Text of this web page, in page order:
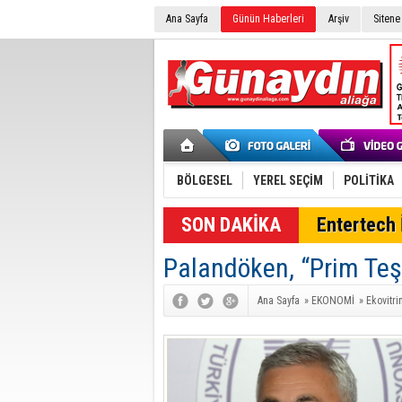
Ana Sayfa Günün Haberleri Arşiv
BÖLGESEL YEREL SEÇİM POLİTİKA
SON DAKİKA Entertech
Palandöken, “Prim
Ana Sayfa » EKONOMİ » Ekovitrin